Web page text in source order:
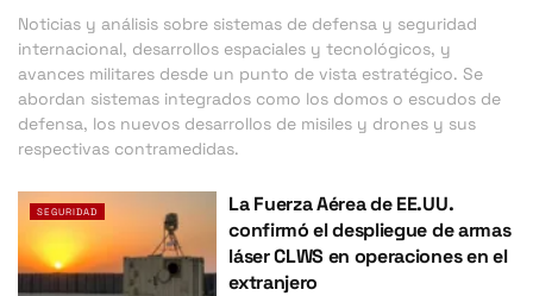
Noticias y análisis sobre sistemas de defensa y seguridad
internacional, desarrollos espaciales y tecnológicos, y
avances militares desde un punto de vista estratégico. Se
abordan sistemas integrados como los domos o escudos de
defensa, los nuevos desarrollos de misiles y drones y sus
respectivas contramedidas.
SEGURIDAD
La Fuerza Aérea de EE.UU.
confirmó el despliegue de armas
láser CLWS en operaciones en el
extranjero